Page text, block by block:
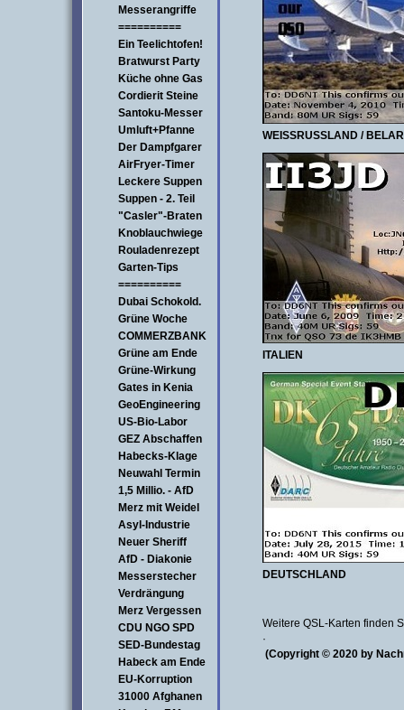
Messerangriffe
==========
Ein Teelichtofen!
Bratwurst Party
Küche ohne Gas
Cordierit Steine
Santoku-Messer
Umluft+Pfanne
Der Dampfgarer
AirFryer-Timer
Leckere Suppen
Suppen - 2. Teil
"Casler"-Braten
Knoblauchwiege
Rouladenrezept
Garten-Tips
==========
Dubai Schokold.
Grüne Woche
COMMERZBANK
Grüne am Ende
Grüne-Wirkung
Gates in Kenia
GeoEngineering
US-Bio-Labor
GEZ Abschaffen
Habecks-Klage
Neuwahl Termin
1,5 Millio. - AfD
Merz mit Weidel
Asyl-Industrie
Neuer Sheriff
AfD - Diakonie
Messerstecher
Verdrängung
Merz Vergessen
CDU NGO SPD
SED-Bundestag
Habeck am Ende
EU-Korruption
31000 Afghanen
WEISSRUSSLAND /
ITALIEN
DEUTSCHLAND
Weitere QSL-Karten finden
·
(Copyright © 2020 by